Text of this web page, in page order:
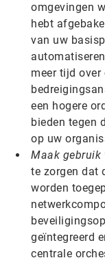
omgevingen
hebt
van uw
meer tijd
een hogere
bieden tegen
op uw
Maak gebruik
te zorgen dat
worden
geïntegreerd
centrale